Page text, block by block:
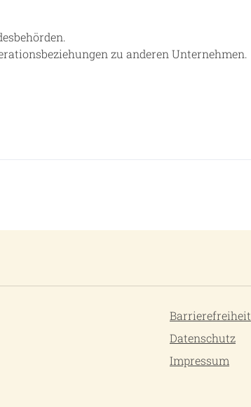
zu anderen Unternehmen.
Barrierefreiheit
Datenschutz
Impressum